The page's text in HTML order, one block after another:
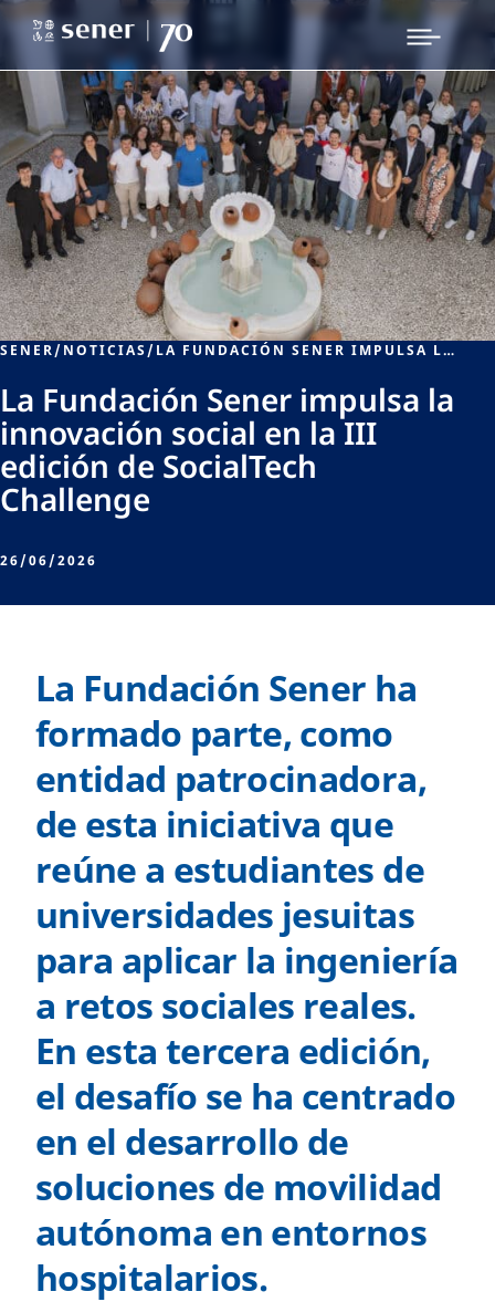
SENER/NOTICIAS/ LA FUNDACIÓN SENER IMPULSA LA INNOVACIÓN SOCIAL EN LA III EDICIÓN DE SOCIALTECH CHALLENGE
La Fundación Sener impulsa la
innovación social en la III
edición de SocialTech
Challenge
26/06/2026
La Fundación Sener ha
formado parte, como
entidad patrocinadora,
de esta iniciativa que
reúne a estudiantes de
universidades jesuitas
para aplicar la ingeniería
a retos sociales reales.
En esta tercera edición,
el desafío se ha centrado
en el desarrollo de
soluciones de movilidad
autónoma en entornos
hospitalarios.